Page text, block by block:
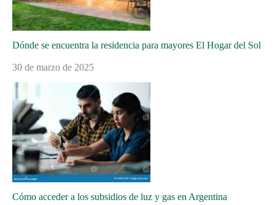
Dónde se encuentra la residencia para mayores El Hogar del Sol
30 de marzo de 2025
Cómo acceder a los subsidios de luz y gas en Argentina